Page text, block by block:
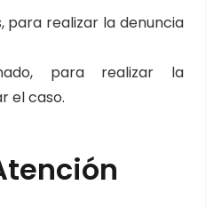
para realizar la denuncia
para realizar la
el caso.